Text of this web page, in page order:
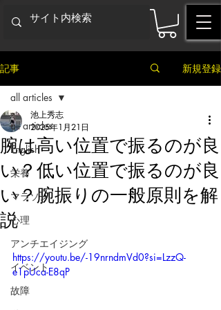
記事 新規登録
all articles
English
栄養
マラソン
心理
アンチエイジング
イベント
故障
all articles
腕は高い位置で振るのが良
い？低い位置で振るのが良
い？腕振りの一般原則を解
説
池上秀志
2025年1月21日
https://youtu.be/-19nrndmVd0?si=LzzQ-
e1pUca-E8qP